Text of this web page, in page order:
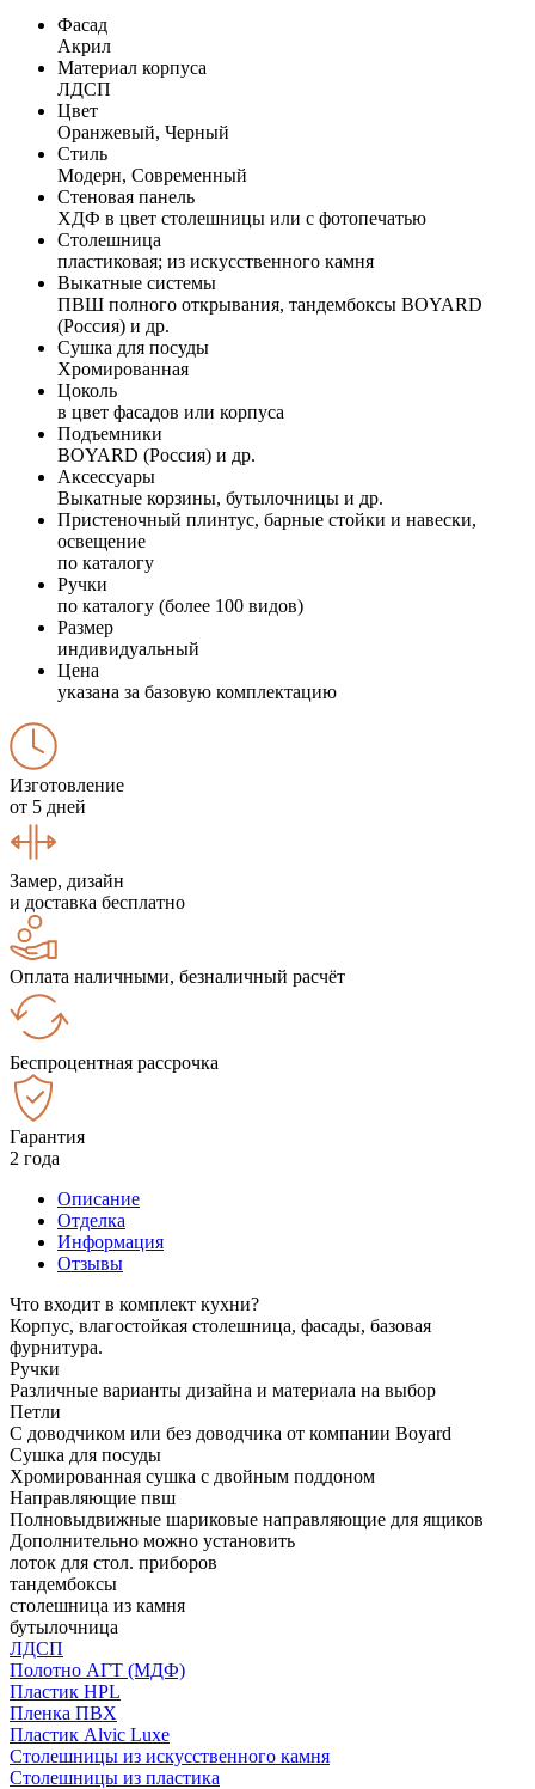
Фасад
Акрил
Материал корпуса
ЛДСП
Цвет
Оранжевый, Черный
Стиль
Модерн, Современный
Стеновая панель
ХДФ в цвет столешницы или с фотопечатью
Столешница
пластиковая; из искусственного камня
Выкатные системы
ПВШ полного открывания, тандембоксы BOYARD
(Россия) и др.
Сушка для посуды
Хромированная
Цоколь
в цвет фасадов или корпуса
Подъемники
BOYARD (Россия) и др.
Аксессуары
Выкатные корзины, бутылочницы и др.
Пристеночный плинтус, барные стойки и навески,
освещение
по каталогу
Ручки
по каталогу (более 100 видов)
Размер
индивидуальный
Цена
указана за базовую комплектацию
Изготовление
от 5 дней
Замер, дизайн
и доставка бесплатно
Оплата наличными, безналичный расчёт
Беспроцентная рассрочка
Гарантия
2 года
Описание
Отделка
Информация
Отзывы
Что входит в комплект кухни?
Корпус, влагостойкая столешница, фасады, базовая
фурнитура.
Ручки
Различные варианты дизайна и материала на выбор
Петли
С доводчиком или без доводчика от компании Boyard
Сушка для посуды
Хромированная сушка с двойным поддоном
Направляющие пвш
Полновыдвижные шариковые направляющие для ящиков
Дополнительно можно установить
лоток для стол. приборов
тандембоксы
столешница из камня
бутылочница
ЛДСП
Полотно АГТ (МДФ)
Пластик HPL
Пленка ПВХ
Пластик Alvic Luxe
Столешницы из искусственного камня
Столешницы из пластика